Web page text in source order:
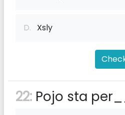
D. Xsly
22: Pojo sta